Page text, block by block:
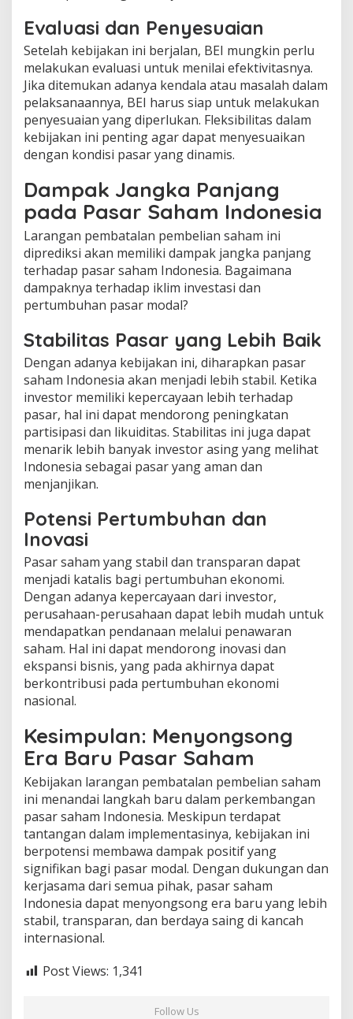
Evaluasi dan Penyesuaian
Setelah kebijakan ini berjalan, BEI mungkin perlu
melakukan evaluasi untuk menilai efektivitasnya.
Jika ditemukan adanya kendala atau masalah dalam
pelaksanaannya, BEI harus siap untuk melakukan
penyesuaian yang diperlukan. Fleksibilitas dalam
kebijakan ini penting agar dapat menyesuaikan
dengan kondisi pasar yang dinamis.
Dampak Jangka Panjang
pada Pasar Saham Indonesia
Larangan pembatalan pembelian saham ini
diprediksi akan memiliki dampak jangka panjang
terhadap pasar saham Indonesia. Bagaimana
dampaknya terhadap iklim investasi dan
pertumbuhan pasar modal?
Stabilitas Pasar yang Lebih Baik
Dengan adanya kebijakan ini, diharapkan pasar
saham Indonesia akan menjadi lebih stabil. Ketika
investor memiliki kepercayaan lebih terhadap
pasar, hal ini dapat mendorong peningkatan
partisipasi dan likuiditas. Stabilitas ini juga dapat
menarik lebih banyak investor asing yang melihat
Indonesia sebagai pasar yang aman dan
menjanjikan.
Potensi Pertumbuhan dan
Inovasi
Pasar saham yang stabil dan transparan dapat
menjadi katalis bagi pertumbuhan ekonomi.
Dengan adanya kepercayaan dari investor,
perusahaan-perusahaan dapat lebih mudah untuk
mendapatkan pendanaan melalui penawaran
saham. Hal ini dapat mendorong inovasi dan
ekspansi bisnis, yang pada akhirnya dapat
berkontribusi pada pertumbuhan ekonomi
nasional.
Kesimpulan: Menyongsong
Era Baru Pasar Saham
Kebijakan larangan pembatalan pembelian saham
ini menandai langkah baru dalam perkembangan
pasar saham Indonesia. Meskipun terdapat
tantangan dalam implementasinya, kebijakan ini
berpotensi membawa dampak positif yang
signifikan bagi pasar modal. Dengan dukungan dan
kerjasama dari semua pihak, pasar saham
Indonesia dapat menyongsong era baru yang lebih
stabil, transparan, dan berdaya saing di kancah
internasional.
Post Views: 1,341
Follow Us